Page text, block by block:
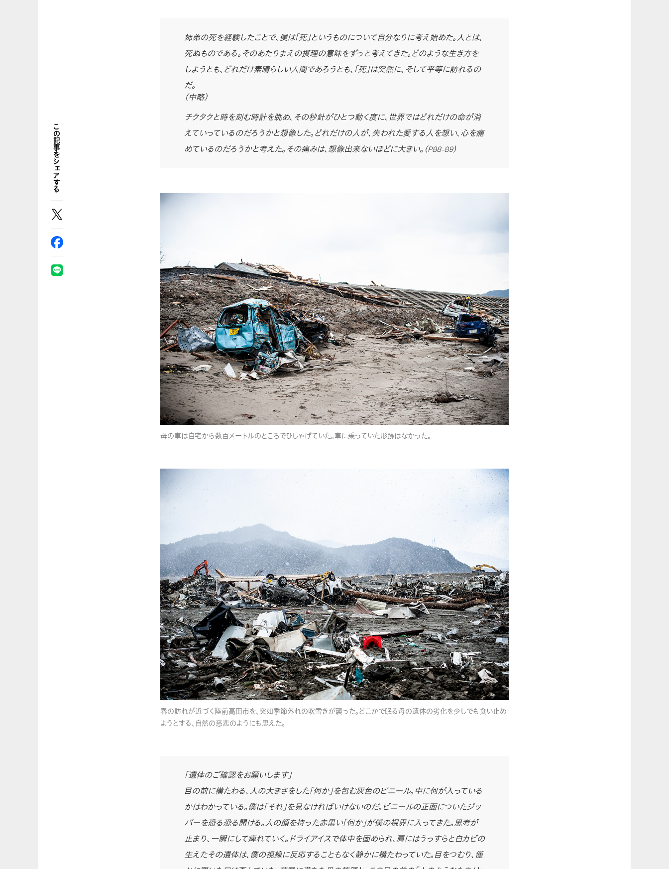
姉弟の死を経験したことで、僕は「死」というものについて自分なりに考え始めた。人とは、
死ぬものである。そのあたりまえの摂理の意味をずっと考えてきた。どのような生き方を
しようとも、どれだけ素晴らしい人間であろうとも、「死」は突然に、そして平等に訪れるの
だ。
（中略）
チクタクと時を刻む時計を眺め、その秒針がひとつ動く度に、世界ではどれだけの命が消
えていっているのだろうかと想像した。どれだけの人が、失われた愛する人を想い、心を痛
めているのだろうかと考えた。その痛みは、想像出来ないほどに大きい。 （P88-89）
母の車は自宅から数百メートルのところでひしゃげていた。車に乗っていた形跡はなかった。
春の訪れが近づく陸前高田市を、突如季節外れの吹雪きが襲った。どこかで眠る母の遺体の劣化を少しでも食い止め
ようとする、自然の慈悲のようにも思えた。
「遺体のご確認をお願いします」
目の前に横たわる、人の大きさをした「何か」を包む灰色のビニール。中に何が入っている
かはわかっている。僕は「それ」を見なければいけないのだ。ビニールの正面についたジッ
パーを恐る恐る開ける。人の顔を持った赤黒い「何か」が僕の視界に入ってきた。思考が
止まり、一瞬にして痺れていく。ドライアイスで体中を固められ、肩にはうっすらと白カビの
生えたその遺体は、僕の視線に反応することもなく静かに横たわっていた。目をつむり、僅
この記事をシェアする